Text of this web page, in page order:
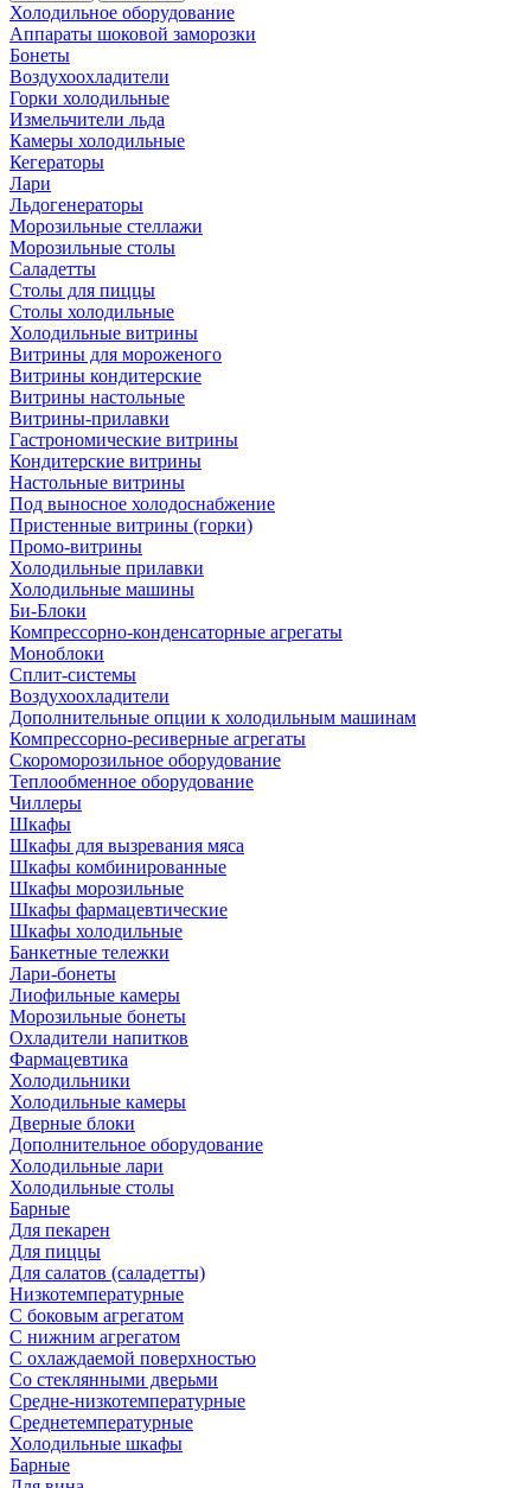
Холодильное оборудование
Аппараты шоковой заморозки
Бонеты
Воздухоохладители
Горки холодильные
Измельчители льда
Камеры холодильные
Кегераторы
Лари
Льдогенераторы
Морозильные стеллажи
Морозильные столы
Саладетты
Столы для пиццы
Столы холодильные
Холодильные витрины
Витрины для мороженого
Витрины кондитерские
Витрины настольные
Витрины-прилавки
Гастрономические витрины
Кондитерские витрины
Настольные витрины
Под выносное холодоснабжение
Пристенные витрины (горки)
Промо-витрины
Холодильные прилавки
Холодильные машины
Би-Блоки
Компрессорно-конденсаторные агрегаты
Моноблоки
Сплит-системы
Воздухоохладители
Дополнительные опции к холодильным машинам
Компрессорно-ресиверные агрегаты
Скороморозильное оборудование
Теплообменное оборудование
Чиллеры
Шкафы
Шкафы для вызревания мяса
Шкафы комбинированные
Шкафы морозильные
Шкафы фармацевтические
Шкафы холодильные
Банкетные тележки
Лари-бонеты
Лиофильные камеры
Морозильные бонеты
Охладители напитков
Фармацевтика
Холодильники
Холодильные камеры
Дверные блоки
Дополнительное оборудование
Холодильные лари
Холодильные столы
Барные
Для пекарен
Для пиццы
Для салатов (саладетты)
Низкотемпературные
С боковым агрегатом
С нижним агрегатом
С охлаждаемой поверхностью
Со стеклянными дверьми
Средне-низкотемпературные
Среднетемпературные
Холодильные шкафы
Барные